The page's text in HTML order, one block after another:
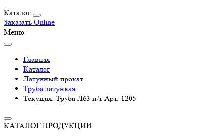
Каталог
Заказать Online
Меню
Главная
Каталог
Латунный прокат
Труба латунная
Текущая: Труба Л63 п/т Арт. 1205
КАТАЛОГ ПРОДУКЦИИ